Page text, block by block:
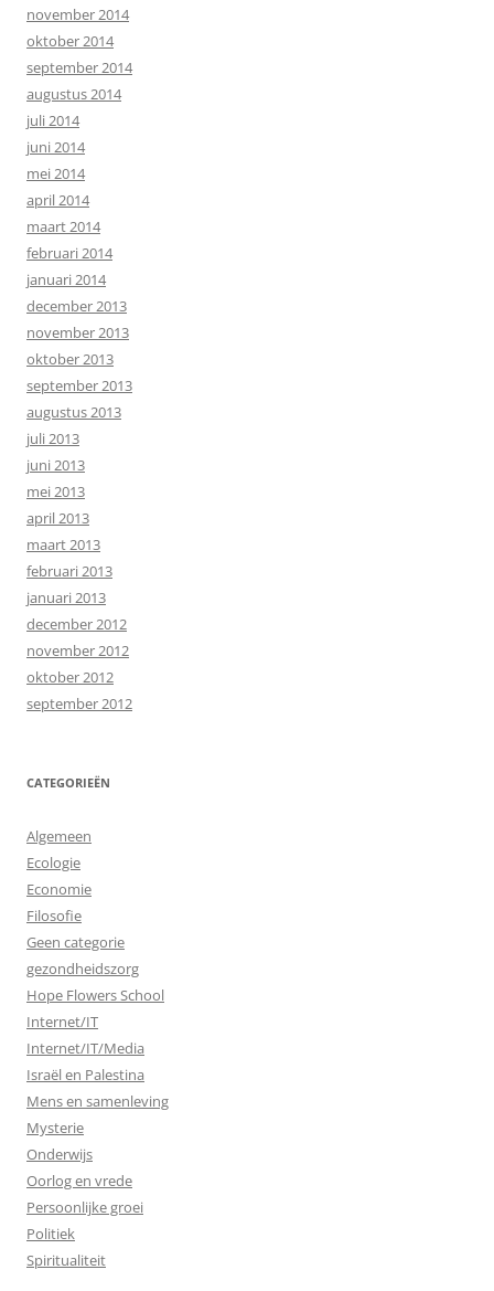
november 2014
oktober 2014
september 2014
augustus 2014
juli 2014
juni 2014
mei 2014
april 2014
maart 2014
februari 2014
januari 2014
december 2013
november 2013
oktober 2013
september 2013
augustus 2013
juli 2013
juni 2013
mei 2013
april 2013
maart 2013
februari 2013
januari 2013
december 2012
november 2012
oktober 2012
september 2012
CATEGORIEËN
Algemeen
Ecologie
Economie
Filosofie
Geen categorie
gezondheidszorg
Hope Flowers School
Internet/IT
Internet/IT/Media
Israël en Palestina
Mens en samenleving
Mysterie
Onderwijs
Oorlog en vrede
Persoonlijke groei
Politiek
Spiritualiteit